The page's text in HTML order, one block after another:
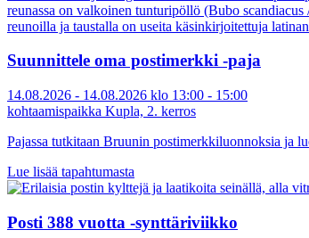
Suunnittele oma postimerkki -paja
14.08.2026 - 14.08.2026 klo 13:00 - 15:00
kohtaamispaikka Kupla, 2. kerros
Pajassa tutkitaan Bruunin postimerkkiluonnoksia ja
Lue lisää tapahtumasta
Posti 388 vuotta -synttäriviikko